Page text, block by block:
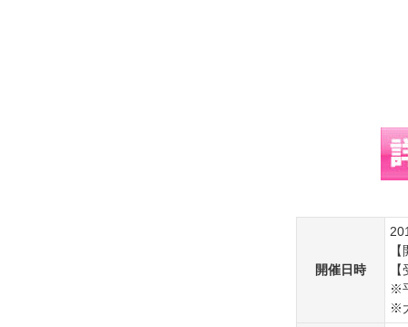
開催日時
※
※